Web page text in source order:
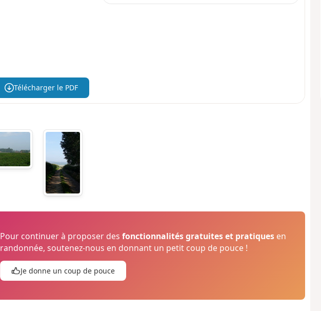
Télécharger le PDF
Pour continuer à proposer desfonctionnalités gratuites et pratiques en
randonnée, soutenez-nous en donnant un petit coup de pouce !
Je donne un coup de pouce